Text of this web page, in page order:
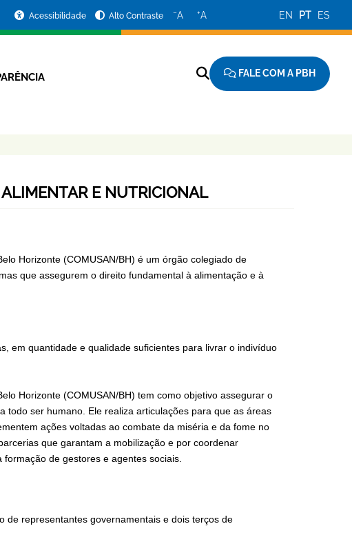
Acessibilidade Alto Contraste −A +A EN PT ES
FALE COM A PBH
E NUTRICIONAL
Horizonte (COMUSAN/BH) é um órgão colegiado de
que assegurem o direito fundamental à alimentação e à
em quantidade e qualidade suficientes para livrar o indivíduo
Horizonte (COMUSAN/BH) tem como objetivo assegurar o
todo ser humano. Ele realiza articulações para que as áreas
ações voltadas ao combate da miséria e da fome no
que garantam a mobilização e por coordenar
de gestores e agentes sociais.
de representantes governamentais e dois terços de